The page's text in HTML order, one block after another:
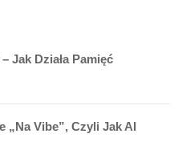
Jak Działa Pamięć
„na Vibe”, Czyli Jak AI